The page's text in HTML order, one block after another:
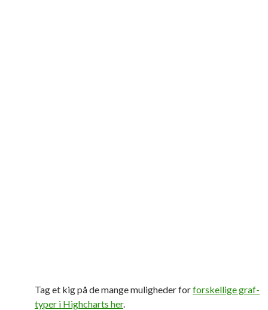
Tag et kig på de mange muligheder forforskellige graf-
typer i Highcharts her.